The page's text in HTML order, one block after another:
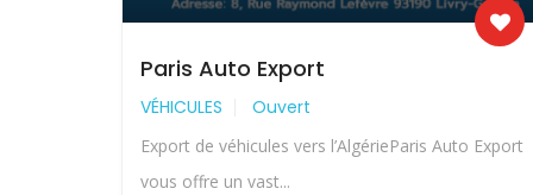
Paris Auto Export
VÉHICULES Ouvert
Export de véhicules vers l’AlgérieParis Auto Export
vous offre un vast...